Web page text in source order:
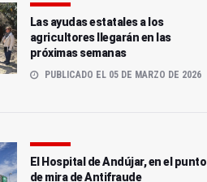
Las ayudas estatales a los
agricultores llegarán en las
próximas semanas
PUBLICADO EL 05 DE MARZO DE 2026
El Hospital de Andújar, en el punto
de mira de Antifraude